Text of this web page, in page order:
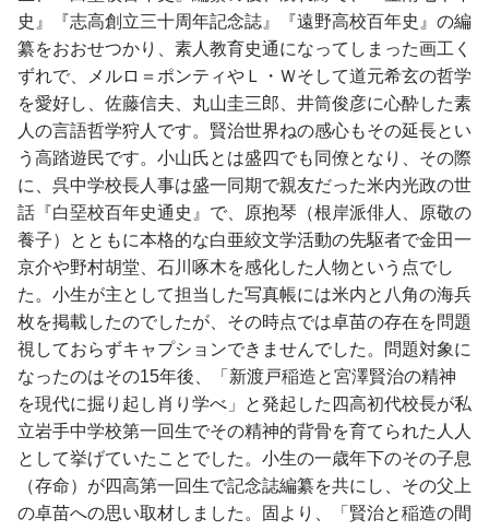
史』『志高創立三十周年記念誌』『遠野高校百年史』の編
纂をおおせつかり、素人教育史通になってしまった画工く
ずれで、メルロ＝ポンティやＬ・Ｗそして道元希玄の哲学
を愛好し、佐藤信夫、丸山圭三郎、井筒俊彦に心酔した素
人の言語哲学狩人です。賢治世界ねの感心もその延長とい
う高踏遊民です。小山氏とは盛四でも同僚となり、その際
に、呉中学校長人事は盛一同期で親友だった米内光政の世
話『白堊校百年史通史』で、原抱琴（根岸派俳人、原敬の
養子）とともに本格的な白亜絞文学活動の先駆者で金田一
京介や野村胡堂、石川啄木を感化した人物という点でし
た。小生が主として担当した写真帳には米内と八角の海兵
枚を掲載したのでしたが、その時点では卓苗の存在を問題
視しておらずキャプションできませんでした。問題対象に
なったのはその15年後、「新渡戸稲造と宮澤賢治の精神
を現代に掘り起し肖り学べ」と発起した四高初代校長が私
立岩手中学校第一回生でその精神的背骨を育てられた人人
として挙げていたことでした。小生の一歳年下のその子息
（存命）が四高第一回生で記念誌編纂を共にし、その父上
の卓苗への思い取材しました。固より、「賢治と稲造の間